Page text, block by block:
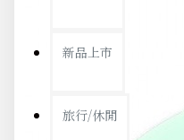
新品上市
旅行/休閒